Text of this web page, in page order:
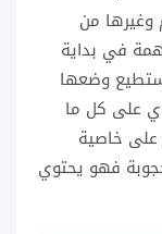
وغيرها من
في بداية
وضعها
على كل ما
على خاصية
فهو يحتوي